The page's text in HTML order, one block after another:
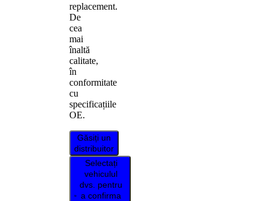
replacement.
De
cea
mai
înaltă
calitate,
în
conformitate
cu
specificațiile
OE.
Găsiți un
distribuitor
Selectați
vehiculul
dvs. pentru
a confirma